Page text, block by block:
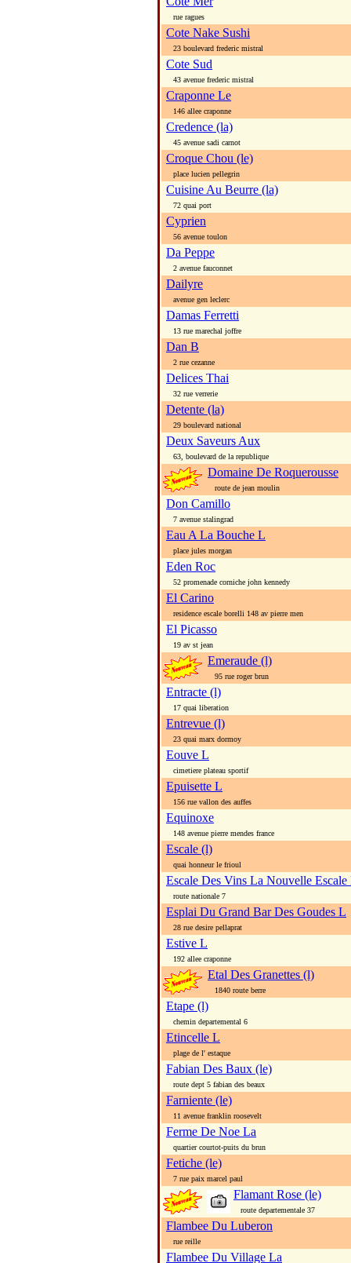
rue ragues
Cote Nake Sushi
23 boulevard frederic mistral
Cote Sud
43 avenue frederic mistral
Craponne Le
146 allee craponne
Credence (la)
45 avenue sadi carnot
Croque Chou (le)
place lucien pellegrin
Cuisine Au Beurre (la)
72 quai port
Cyprien
56 avenue toulon
Da Peppe
2 avenue fauconnet
Dailyre
avenue gen leclerc
Damas Ferretti
13 rue marechal joffre
Dan B
2 rue cezanne
Delices Thai
32 rue verrerie
Detente (la)
29 boulevard national
Deux Saveurs Aux
63, boulevard de la republique
Domaine De Roquerousse
route de jean moulin
Don Camillo
7 avenue stalingrad
Eau A La Bouche L
place jules morgan
Eden Roc
52 promenade corniche john kennedy
El Carino
residence escale borelli 148 av pierre men
El Picasso
19 av st jean
Emeraude (l)
95 rue roger brun
Entracte (l)
17 quai liberation
Entrevue (l)
23 quai marx dormoy
Eouve L
cimetiere plateau sportif
Epuisette L
156 rue vallon des auffes
Equinoxe
148 avenue pierre mendes france
Escale (l)
quai honneur le frioul
Escale Des Vins La Nouvelle Escale
route nationale 7
Esplai Du Grand Bar Des Goudes L
28 rue desire pellaprat
Estive L
192 allee craponne
Etal Des Granettes (l)
1840 route berre
Etape (l)
chemin departemental 6
Etincelle L
plage de l' estaque
Fabian Des Baux (le)
route dept 5 fabian des beaux
Farniente (le)
11 avenue franklin roosevelt
Ferme De Noe La
quartier courtot-puits du brun
Fetiche (le)
7 rue paix marcel paul
Flamant Rose (le)
route departementale 37
Flambee Du Luberon
rue reille
Flambee Du Village La